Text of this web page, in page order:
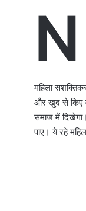
N
महिला
और खुद से किए
समाज में
पाए। ये रहे